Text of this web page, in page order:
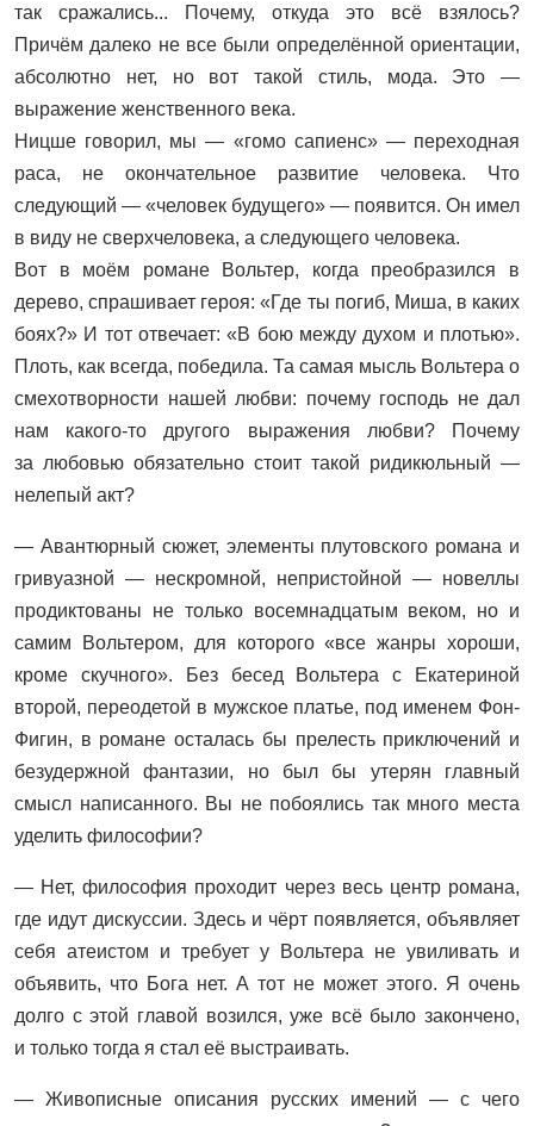
так сражались... Почему, откуда это всё взялось?
Причём далеко не все были определённой ориентации,
абсолютно нет, но вот такой стиль, мода. Это —
выражение женственного века.
Ницше говорил, мы — «гомо сапиенс» — переходная
раса, не окончательное развитие человека. Что
следующий — «человек будущего» — появится. Он имел
в виду не сверхчеловека, а следующего человека.
Вот в моём романе Вольтер, когда преобразился в
дерево, спрашивает героя: «Где ты погиб, Миша, в каких
боях?» И тот отвечает: «В бою между духом и плотью».
Плоть, как всегда, победила. Та самая мысль Вольтера о
смехо­творности нашей любви: почему господь не дал
нам какого-то другого выражения любви? Почему
за любовью обязательно стоит такой ридикюльный —
нелепый акт?
— Авантюрный сюжет, элементы плутовского романа и
гривуазной — нескромной, непристойной — новеллы
продиктованы не только восемнадцатым веком, но и
самим Вольтером, для которого «все жанры хороши,
кроме скучного». Без бесед Вольтера с Екатериной
второй, переодетой в мужское платье, под именем Фон-
Фигин, в романе осталась бы прелесть приключений и
безудержной фантазии, но был бы утерян главный
смысл написанного. Вы не побоялись так много места
уделить философии?
— Нет, философия проходит через весь центр романа,
где идут дискуссии. Здесь и чёрт появляется, объявляет
себя атеистом и требует у Вольтера не увиливать и
объявить, что Бога нет. А тот не может этого. Я очень
долго с этой главой возился, уже всё было закончено,
и только тогда я стал её выстраивать.
— Живописные описания русских имений — с чего